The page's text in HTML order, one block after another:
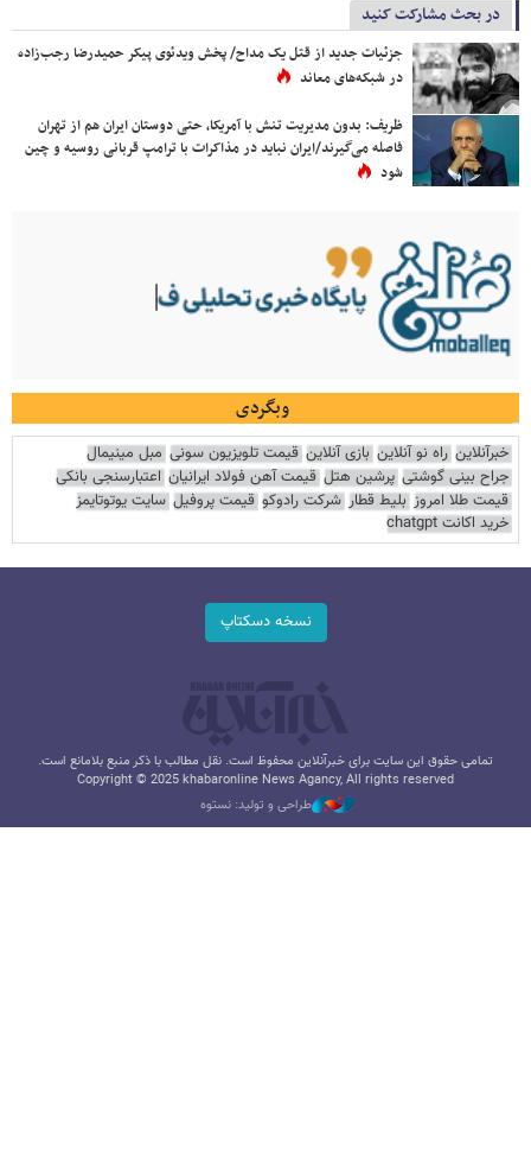
در بحث مشارکت کنید
جزئیات جدید از قتل یک مداح/ پخش ویدئوی پیکر حمیدرضا رجب‌زاده
در شبکه‌های معاند
ظریف: بدون مدیریت تنش با آمریکا، حتی دوستان ایران هم از تهران
فاصله می‌گیرند/ایران نباید در مذاکرات با ترامپ قربانی روسیه و چین
شود
وبگردی
خبرآنلاین راه نو آنلاین بازی آنلاین قیمت تلویزیون سونی مبل مینیمال
جراح بینی گوشتی پرشین هتل قیمت آهن فولاد ایرانیان اعتبارسنجی بانکی
قیمت طلا امروز بلیط قطار شرکت رادوکو قیمت پروفیل سایت یوتوتایمز
خرید اکانت chatgpt
نسخه دسکتاپ
تمامی حقوق این سایت برای خبرآنلاین محفوظ است. نقل مطالب با ذکر منبع بلامانع است.
Copyright © 2025 khabaronline News Agancy, All rights reserved
طراحی و تولید: نستوه